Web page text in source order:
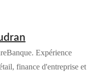
Expérience
finance d'entreprise et